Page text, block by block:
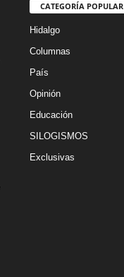
CATEGORÍA POPULAR
Hidalgo
Columnas
País
Opinión
Educación
SILOGISMOS
Exclusivas